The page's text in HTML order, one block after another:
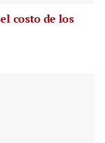
costo de los